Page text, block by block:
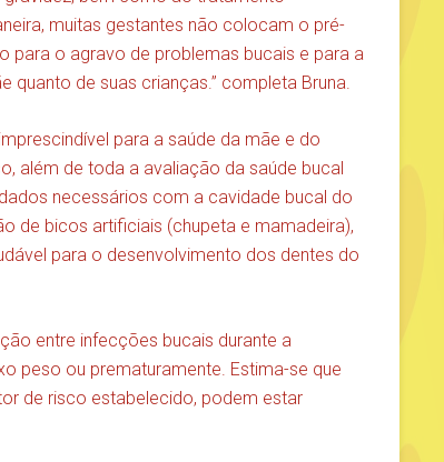
muitas gestantes não colocam o pré-
para o agravo de problemas bucais e para a
de suas crianças.” completa Bruna.
para a saúde da mãe e do
além de toda a avaliação da saúde bucal
necessários com a cavidade bucal do
de bicos artificiais (chupeta e mamadeira),
para o desenvolvimento dos dentes do
entre infecções bucais durante a
peso ou prematuramente. Estima-se que
de risco estabelecido, podem estar